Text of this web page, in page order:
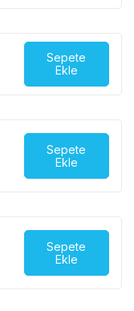
Sepete
Ekle
Sepete
Ekle
Sepete
Ekle